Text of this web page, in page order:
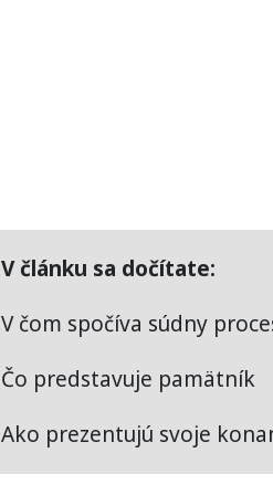
V článku sa dočítate:
V čom spočíva súdny
Čo predstavuje pamätník
Ako prezentujú svoje